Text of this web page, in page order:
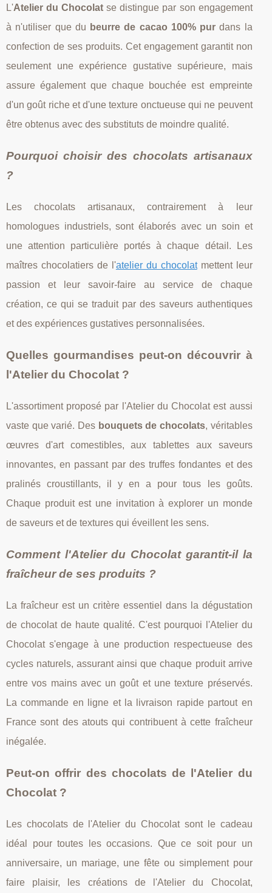
L'Atelier du Chocolat se distingue par son engagement
à n'utiliser que du beurre de cacao 100% pur dans la
confection de ses produits. Cet engagement garantit non
seulement une expérience gustative supérieure, mais
assure également que chaque bouchée est empreinte
d'un goût riche et d'une texture onctueuse qui ne peuvent
être obtenus avec des substituts de moindre qualité.
Pourquoi choisir des chocolats artisanaux
?
Les chocolats artisanaux, contrairement à leur
homologues industriels, sont élaborés avec un soin et
une attention particulière portés à chaque détail. Les
maîtres chocolatiers de l'atelier du chocolatmettent leur
passion et leur savoir-faire au service de chaque
création, ce qui se traduit par des saveurs authentiques
et des expériences gustatives personnalisées.
Quelles gourmandises peut-on découvrir à
l'Atelier du Chocolat ?
L'assortiment proposé par l'Atelier du Chocolat est aussi
vaste que varié. Des bouquets de chocolats, véritables
œuvres d'art comestibles, aux tablettes aux saveurs
innovantes, en passant par des truffes fondantes et des
pralinés croustillants, il y en a pour tous les goûts.
Chaque produit est une invitation à explorer un monde
de saveurs et de textures qui éveillent les sens.
Comment l'Atelier du Chocolat garantit-il la
fraîcheur de ses produits ?
La fraîcheur est un critère essentiel dans la dégustation
de chocolat de haute qualité. C'est pourquoi l'Atelier du
Chocolat s'engage à une production respectueuse des
cycles naturels, assurant ainsi que chaque produit arrive
entre vos mains avec un goût et une texture préservés.
La commande en ligne et la livraison rapide partout en
France sont des atouts qui contribuent à cette fraîcheur
inégalée.
Peut-on offrir des chocolats de l'Atelier du
Chocolat ?
Les chocolats de l'Atelier du Chocolat sont le cadeau
idéal pour toutes les occasions. Que ce soit pour un
anniversaire, un mariage, une fête ou simplement pour
faire plaisir, les créations de l'Atelier du Chocolat,